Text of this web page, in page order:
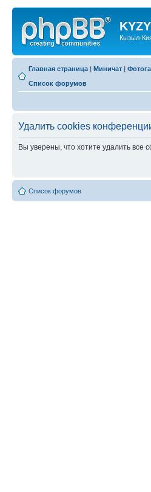
Кызыл-
Главная страница | Миничат |
Список форумов
Удалить cookies
Вы уверены, что хотите удалить
Список форумов